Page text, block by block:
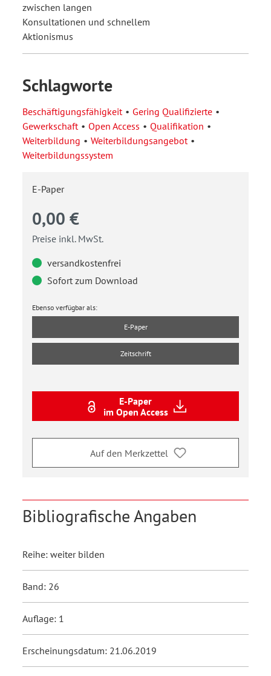
zwischen langen
Konsultationen und schnellem
Aktionismus
Schlagworte
Beschäftigungsfähigkeit
Gering Qualifizierte
Gewerkschaft
Open Access
Qualifikation
Weiterbildung
Weiterbildungsangebot
Weiterbildungssystem
E-Paper
0,00 €
Preise inkl. MwSt.
versandkostenfrei
Sofort zum Download
Ebenso verfügbar als:
E-Paper
Zeitschrift
E-Paper
im Open Access
Auf den Merkzettel
Bibliografische Angaben
Reihe: weiter bilden
Band: 26
Auflage: 1
Erscheinungsdatum: 21.06.2019